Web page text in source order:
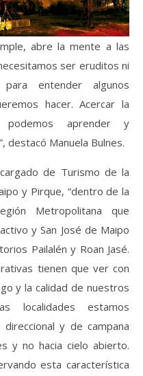
abre la mente a las
ser eruditos ni
entender algunos
hacer. Acercar la
podemos aprender y
destacó Manuela Bulnes.
de Turismo de la
y Pirque, “dentro de la
Metropolitana que
y San José de Maipo
Pailalén y Roan Jasé.
tienen que ver con
y la calidad de nuestros
localidades estamos
direccional y de campana
y no hacia cielo abierto.
esta característica